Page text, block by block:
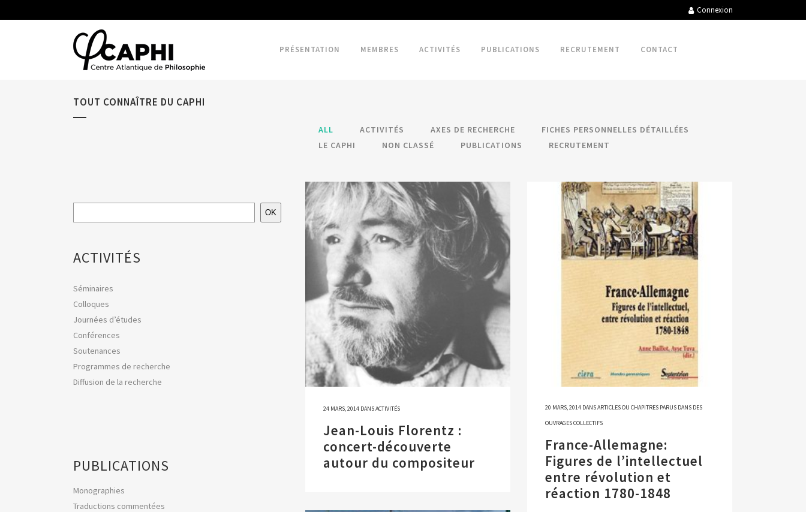
Connexion
PRÉSENTATION MEMBRES ACTIVITÉS PUBLICATIONS RECRUTEMENT CONTACT
TOUT CONNAÎTRE DU CAPHI
OK
ACTIVITÉS
Séminaires
Colloques
Journées d’études
Conférences
Soutenances
Programmes de recherche
Diffusion de la recherche
PUBLICATIONS
Monographies
Traductions commentées
ALL ACTIVITÉS AXES DE RECHERCHE
FICHES PERSONNELLES DÉTAILLÉES
LE CAPHI
NON CLASSÉ PUBLICATIONS RECRUTEMENT
24 MARS, 2014DANSACTIVITÉS
Jean-Louis Florentz :
concert-découverte
autour du compositeur
20 MARS, 2014DANSARTICLES OU CHAPITRES PARUS DANS DES
OUVRAGES COLLECTIFS
France-Allemagne:
Figures de l’intellectuel
entre révolution et
réaction 1780-1848